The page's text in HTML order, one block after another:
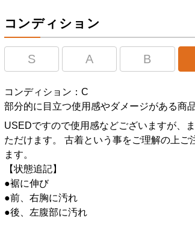
コンディション
S A B
コンディション：C
部分的に目立つ使用感やダメージがある商
USEDですので使用感などございますが、
ただけます。 古着という事をご理解の上ご
ます。
【状態追記】
●裾に伸び
●前、右胸に汚れ
●後、左腹部に汚れ